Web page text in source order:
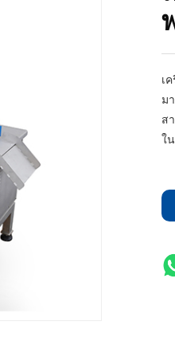
เ
ม
ส
ใ